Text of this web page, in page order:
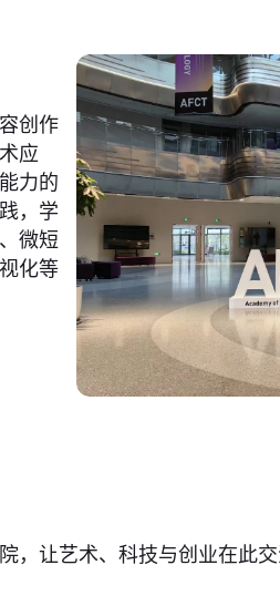
创作
应
力的
，学
微短
化等
，让艺术、科技与创业在此交